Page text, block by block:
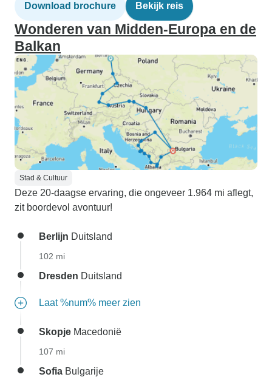
Download brochure Bekijk reis
Wonderen van Midden-Europa en de
Balkan
Stad & Cultuur
Deze 20-daagse ervaring, die ongeveer 1.964 mi aflegt,
zit boordevol avontuur!
Berlijn Duitsland
102 mi
Dresden Duitsland
Laat %num% meer zien
Skopje Macedonië
107 mi
Sofia Bulgarije